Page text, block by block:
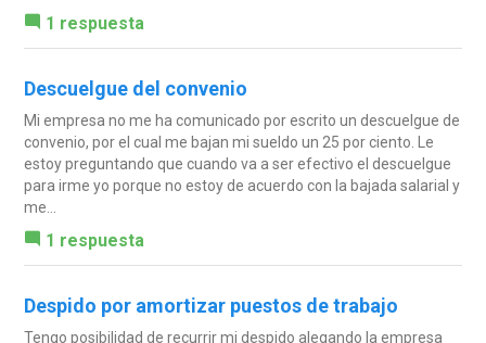
1 respuesta
Descuelgue del convenio
Mi empresa no me ha comunicado por escrito un descuelgue de
convenio, por el cual me bajan mi sueldo un 25 por ciento. Le
estoy preguntando que cuando va a ser efectivo el descuelgue
para irme yo porque no estoy de acuerdo con la bajada salarial y
me...
1 respuesta
Despido por amortizar puestos de trabajo
Tengo posibilidad de recurrir mi despido alegando la empresa